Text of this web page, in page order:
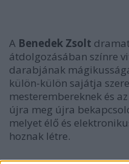
A Benedek Zsolt
átdolgozásában színre
darabjának
külön-külön sajátja
mesterembereknek és
újra meg újra
melyet élő és
hoznak létre.